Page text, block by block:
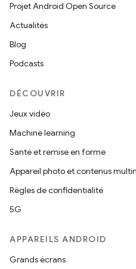
Projet Android Open Source
Actualités
Blog
Podcasts
DÉCOUVRIR
Jeux vidéo
Machine learning
Santé et remise en forme
Appareil photo et contenus
Règles de confidentialité
5G
APPAREILS ANDROID
Grands écrans